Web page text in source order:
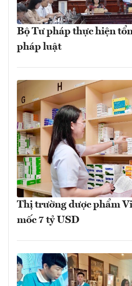
Bộ Tư pháp thực hiện
pháp luật
Thị trường dược phẩm
mốc 7 tỷ USD